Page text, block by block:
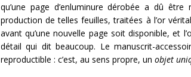
qu’une page d’enluminure dérobée a dû
production de telles feuilles, traitées à l’or
avant qu’une nouvelle page soit disponible, et
détail qui dit beaucoup. Le manuscrit-
reproductible : c’est, au sens propre, un objet